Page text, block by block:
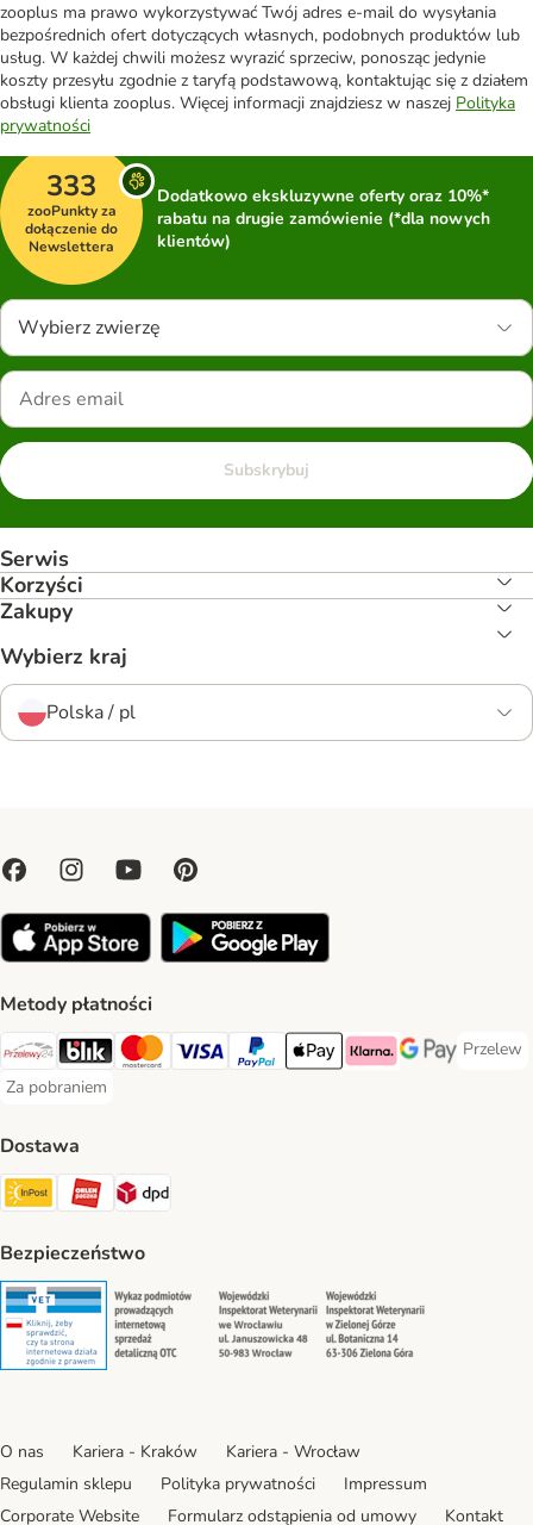
zooplus ma prawo wykorzystywać Twój adres e-mail do wysyłania
bezpośrednich ofert dotyczących własnych, podobnych produktów lub
usług. W każdej chwili możesz wyrazić sprzeciw, ponosząc jedynie
koszty przesyłu zgodnie z taryfą podstawową, kontaktując się z działem
obsługi klienta zooplus. Więcej informacji znajdziesz w naszej Polityka
prywatności
333
zooPunkty za
dołączenie do
Newslettera
Dodatkowo ekskluzywne oferty oraz 10%*
rabatu na drugie zamówienie (*dla nowych
klientów)
Wybierz zwierzę
Subskrybuj
Serwis
Korzyści
Zakupy
Wybierz kraj
Polska / pl
Metody płatności
Przelewy24 Payment Method
Blik Payment Method
MasterCard Payment Method
Visa Payment Method
PayPal Payment Method
Apple Pay Payment Method
Klarna Payment Method
Google Pay
Przelew
Przelew
Za pobraniem
Za pobraniem Payment Method
Dostawa
Paczkomat® Shipping Method
ORLEN Paczka Shipping Method
DPD Shipping Method
Bezpieczeństwo
Security Security Security
O nas Kariera - Kraków
Kariera - Wrocław
Regulamin sklepu
Polityka prywatności
Impressum
Corporate Website
Formularz odstąpienia od umowy Kontakt